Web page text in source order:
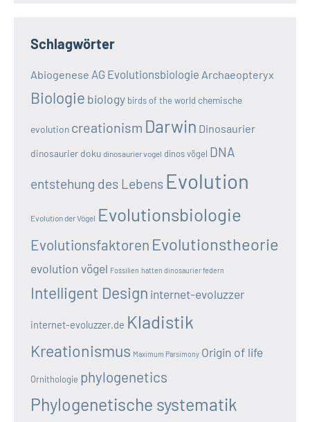
Schlagwörter
Abiogenese AG Evolutionsbiologie Archaeopteryx
Biologie biology birds of the world chemische
evolution creationism Darwin Dinosaurier
dinosaurier doku dinosaurier vogel dinos vögel DNA
entstehung des Lebens Evolution
Evolution der Vögel Evolutionsbiologie
Evolutionsfaktoren Evolutionstheorie
evolution vögel Fossilien hatten dinosaurier federn
Intelligent Design internet-evoluzzer
internet-evoluzzer.de Kladistik
Kreationismus Maximum Parsimony Origin of life
Ornithologie phylogenetics
Phylogenetische systematik